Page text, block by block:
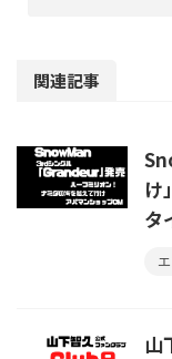
関連記事
け
タ
山